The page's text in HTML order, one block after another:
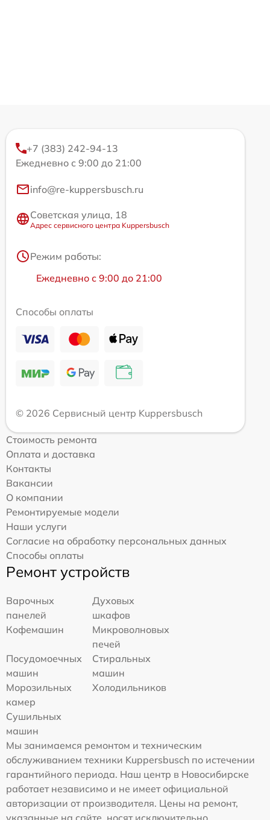
+7 (383) 242-94-13
Ежедневно с 9:00 до 21:00
info@re-kuppersbusch.ru
Советская улица, 18
Адрес сервисного центра Kuppersbusch
Режим работы:
Ежедневно с 9:00 до 21:00
Способы оплаты
© 2026 Сервисный центр Kuppersbusch
Стоимость ремонта
Оплата и доставка
Контакты
Вакансии
О компании
Ремонтируемые модели
Наши услуги
Согласие на обработку персональных данных
Способы оплаты
Ремонт устройств
Варочных
панелей
Духовых
шкафов
Кофемашин
Микроволновых
печей
Посудомоечных
машин
Стиральных
машин
Морозильных
камер
Холодильников
Сушильных
машин
Мы занимаемся ремонтом и техническим
обслуживанием техники Kuppersbusch по истечении
гарантийного периода. Наш центр в Новосибирске
работает независимо и не имеет официальной
авторизации от производителя. Цены на ремонт,
указанные на сайте, носят исключительно